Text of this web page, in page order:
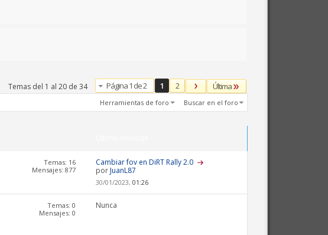
Página 1 de 2 1 2 Última
Temas del 1 al 20 de 34
Herramientas de foro Buscar en el foro
Temas: 16
Mensajes: 877
Cambiar fov en DiRT Rally 2.0
porJuanL87
30/01/2023, 01:26
Temas: 0
Mensajes: 0
Nunca